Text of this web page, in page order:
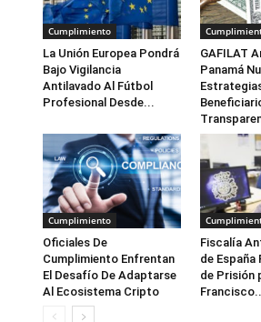
Cumplimiento
La Unión Europea Pondrá
Bajo Vigilancia
Antilavado Al Fútbol
Profesional Desde...
GAFILAT
Panamá
Cumplimiento
Oficiales De
Cumplimiento Enfrentan
El Desafío De Adaptarse
Al Ecosistema Cripto
Fiscalía
de España
de Prisión